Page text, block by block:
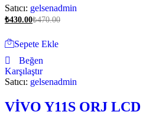
Satıcı: gelsenadmin
₺430.00₺470.00
Sepete Ekle
Beğen
Karşılaştır
Satıcı: gelsenadmin
VİVO Y11S ORJ LCD